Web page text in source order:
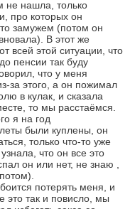
не нашла, только
про которых он
замужем (потом он
В этот же
всей этой ситуации, что
пенсии так буду
что у меня
за этого, а он пожимал
в кулак, и сказала
то мы расстаёмся.
я на год
были куплены, он
только что-то уже
что он все это
он или нет, не знаю ,
потерять меня, и
это так и повисло, мы